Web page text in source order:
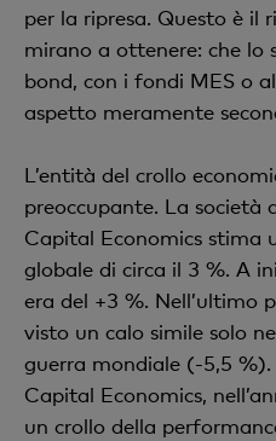
per la ripresa. Questo è il
mirano a ottenere: che lo
bond, con i fondi MES o
aspetto meramente
L’entità del crollo
preoccupante. La società
Capital Economics stima
globale di circa il 3 %. A
era del +3 %. Nell’ultimo
visto un calo simile solo
guerra mondiale (-5,5 %).
Capital Economics,
un crollo della